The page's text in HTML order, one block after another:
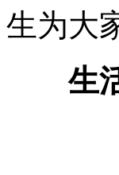
生为大
生